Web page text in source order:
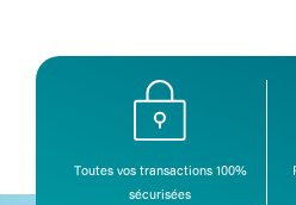
Toutes vos transactions 100%
sécurisées